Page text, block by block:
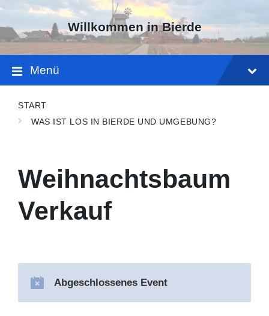
Skip
content
Skip
main
navigation
Skip
footer
Willkommen in Bierde
Menü
START
WAS IST LOS IN BIERDE UND UMGEBUNG?
Weihnachtsbaum
Verkauf
Abgeschlossenes Event